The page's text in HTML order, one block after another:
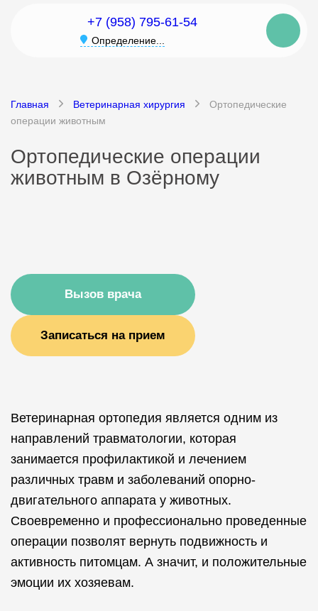
+7 (958) 795-61-54
Определение...
Главная Ветеринарная хирургия
Ортопедические
операции животным
Ортопедические операции
животным в Озёрному
Вызов врача
Записаться на прием
Ветеринарная ортопедия является одним из
направлений травматологии, которая
занимается профилактикой и лечением
различных травм и заболеваний опорно-
двигательного аппарата у животных.
Своевременно и профессионально проведенные
операции позволят вернуть подвижность и
активность питомцам. А значит, и положительные
эмоции их хозяевам.